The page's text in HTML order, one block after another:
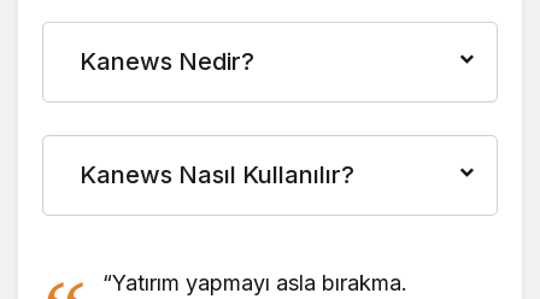
Kanews Nedir?
Kanews Nasıl Kullanılır?
“Yatırım yapmayı asla bırakma.